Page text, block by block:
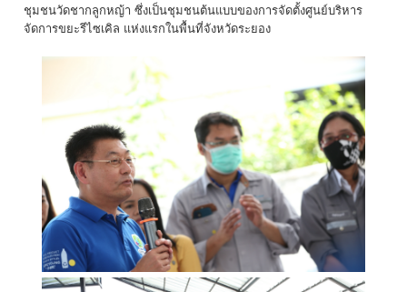
ชุมชนวัดชากลูกหญ้า ซึ่งเป็นชุมชนต้นแบบของการจัดตั้งศูนย์บริหาร
จัดการขยะรีไซเคิล แห่งแรกในพื้นที่จังหวัดระยอง